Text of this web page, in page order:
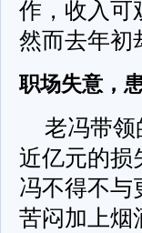
作，收入可
然而去年初
职场失意，
老冯带
近亿元的损
冯不得不与
苦闷加上烟